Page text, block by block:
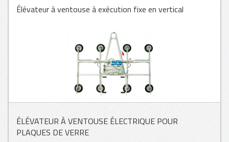
Élévateur à ventouse à exécution fixe en vertical
ÉLÉVATEUR À VENTOUSE ÉLECTRIQUE POUR
PLAQUES DE VERRE